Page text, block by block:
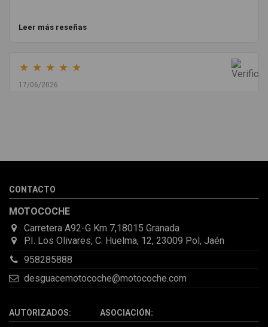
Leer más reseñas
★ ★ ★ ★ ★
17/06/2026
la pieza llegó correcta y bien embalada, además de llegarme 2
CONTACTO
MOTOCOCHE
Carretera A92-G Km 7,18015 Granada
P.I. Los Olivares, C. Huelma, 12, 23009 Pol, Jaén
958285888
desguacemotocoche@motocoche.com
AUTORIZADOS: ASOCIACIÓN: